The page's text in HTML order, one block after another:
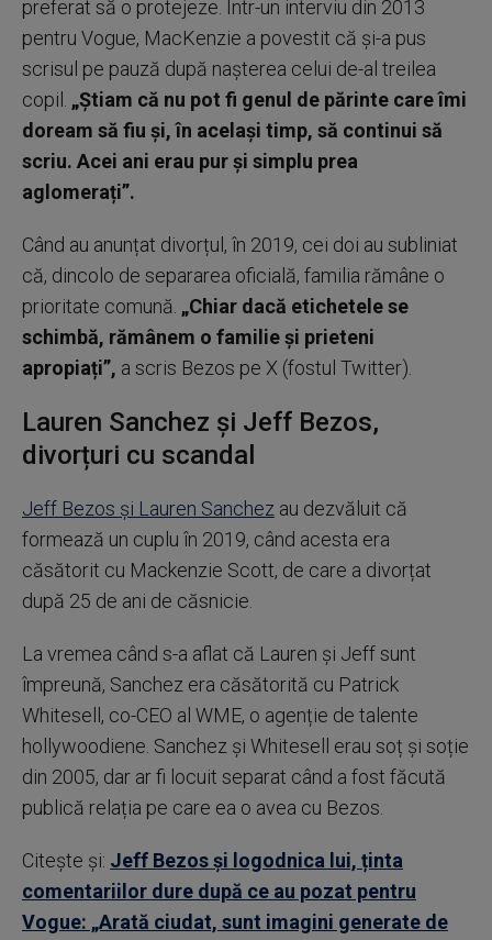
preferat să o protejeze. Într-un interviu din 2013
pentru Vogue, MacKenzie a povestit că și-a pus
scrisul pe pauză după nașterea celui de-al treilea
copil. „Știam că nu pot fi genul de părinte care îmi
doream să fiu și, în același timp, să continui să
scriu. Acei ani erau pur și simplu prea
aglomerați”.
Când au anunțat divorțul, în 2019, cei doi au subliniat
că, dincolo de separarea oficială, familia rămâne o
prioritate comună. „Chiar dacă etichetele se
schimbă, rămânem o familie și prieteni
apropiați”, a scris Bezos pe X (fostul Twitter).
Lauren Sanchez și Jeff Bezos,
divorțuri cu scandal
Jeff Bezos și Lauren Sanchez au dezvăluit că
formează un cuplu în 2019, când acesta era
căsătorit cu Mackenzie Scott, de care a divorțat
după 25 de ani de căsnicie.
La vremea când s-a aflat că Lauren și Jeff sunt
împreună, Sanchez era căsătorită cu Patrick
Whitesell, co-CEO al WME, o agenție de talente
hollywoodiene. Sanchez și Whitesell erau soț și soție
din 2005, dar ar fi locuit separat când a fost făcută
publică relația pe care ea o avea cu Bezos.
Citește și: Jeff Bezos și logodnica lui, ținta
comentariilor dure după ce au pozat pentru
Vogue: „Arată ciudat, sunt imagini generate de